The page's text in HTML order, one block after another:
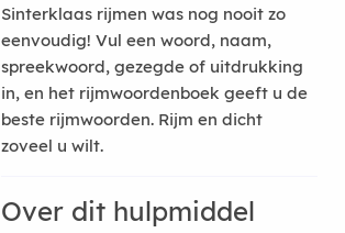
Sinterklaas rijmen was nog nooit zo
eenvoudig! Vul een woord, naam,
spreekwoord, gezegde of uitdrukking
in, en het rijmwoordenboek geeft u de
beste rijmwoorden. Rijm en dicht
zoveel u wilt.
Over dit hulpmiddel